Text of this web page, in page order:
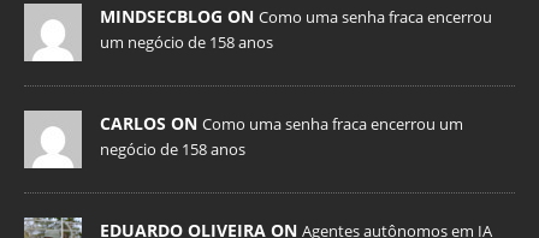
MINDSECBLOG ON Como uma senha fraca encerrou
um negócio de 158 anos
CARLOS ON Como uma senha fraca encerrou um
negócio de 158 anos
EDUARDO OLIVEIRA ON Agentes autônomos em IA